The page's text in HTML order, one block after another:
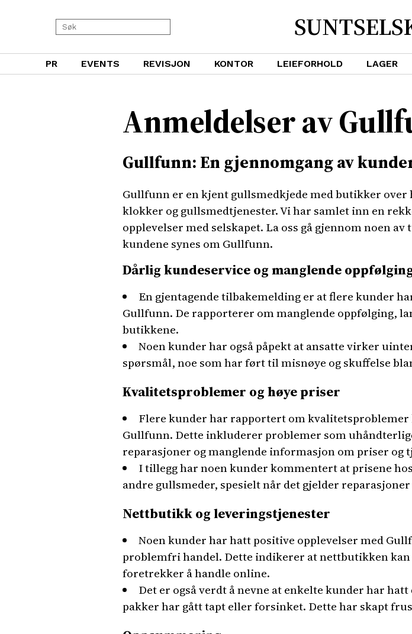
PR EVENTS REVISJON KONTOR LEIEFORHOLD LAGER
Anmeldelser av
Gullfunn: En gjennomgang av
Gullfunn er en kjent gullsmedkjede med butikker
klokker og gullsmedtjenester. Vi har samlet inn en
opplevelser med selskapet. La oss gå gjennom noen
kundene synes om Gullfunn.
Dårlig kundeservice og manglende
En gjentagende tilbakemelding er at flere kunder
Gullfunn. De rapporterer om manglende oppfølging,
butikkene.
Noen kunder har også påpekt at ansatte virker
spørsmål, noe som har ført til misnøye og skuffelse
Kvalitetsproblemer og høye priser
Flere kunder har rapportert om
Gullfunn. Dette inkluderer problemer som
reparasjoner og manglende informasjon om priser og
I tillegg har noen kunder kommentert at prisene
andre gullsmeder, spesielt når det gjelder
Nettbutikk og leveringstjenester
Noen kunder har hatt positive opplevelser med
problemfri handel. Dette indikerer at nettbutikken
foretrekker å handle online.
Det er også verdt å nevne at enkelte kunder har
pakker har gått tapt eller forsinket. Dette har skapt